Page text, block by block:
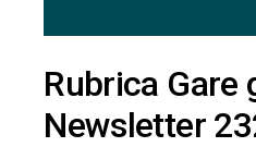
Rubrica Gare
Newsletter